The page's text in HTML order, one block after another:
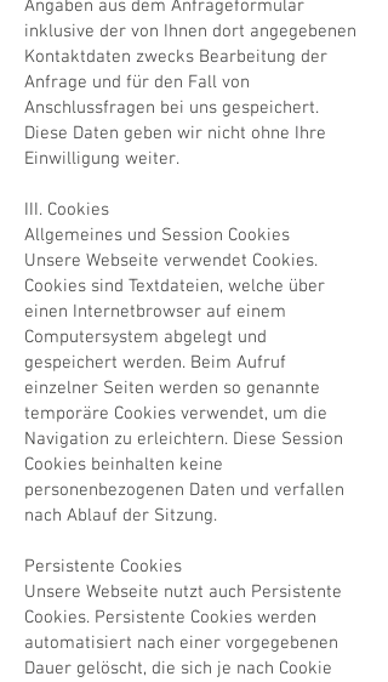
Angaben aus dem Anfrageformular
inklusive der von Ihnen dort angegebenen
Kontaktdaten zwecks Bearbeitung der
Anfrage und für den Fall von
Anschlussfragen bei uns gespeichert.
Diese Daten geben wir nicht ohne Ihre
Einwilligung weiter.
III. Cookies
Allgemeines und Session Cookies
​Unsere Webseite verwendet Cookies.
Cookies sind Textdateien, welche über
einen Internetbrowser auf einem
Computersystem abgelegt und
gespeichert werden. Beim Aufruf
einzelner Seiten werden so genannte
temporäre Cookies verwendet, um die
Navigation zu erleichtern. Diese Session
Cookies beinhalten keine
personenbezogenen Daten und verfallen
nach Ablauf der Sitzung.
Persistente Cookies
​Unsere Webseite nutzt auch Persistente
Cookies. Persistente Cookies werden
automatisiert nach einer vorgegebenen
Dauer gelöscht, die sich je nach Cookie